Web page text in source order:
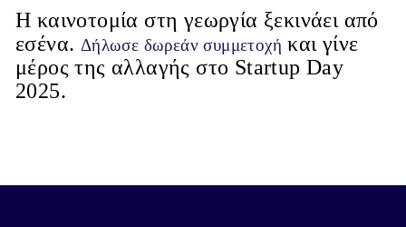
Η καινοτομία στη γεωργία ξεκινάει από
εσένα. Δήλωσε δωρεάν συμμετοχή και γίνε
μέρος της αλλαγής στο Startup Day
2025.